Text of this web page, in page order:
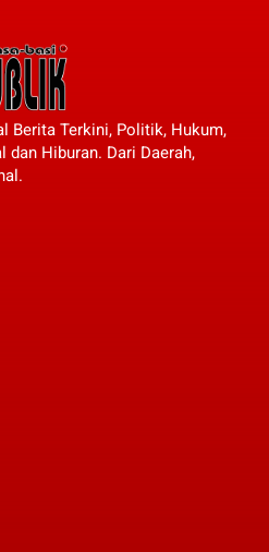
Berita Terkini, Politik, Hukum,
dan Hiburan. Dari Daerah,